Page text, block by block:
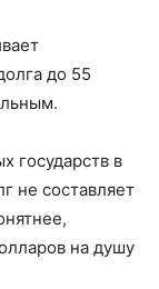
до 55
государств в
не составляет
на душу